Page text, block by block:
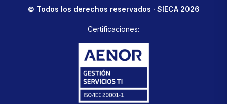
© Todos los derechos reservados · SIECA 2026
Certificaciones: